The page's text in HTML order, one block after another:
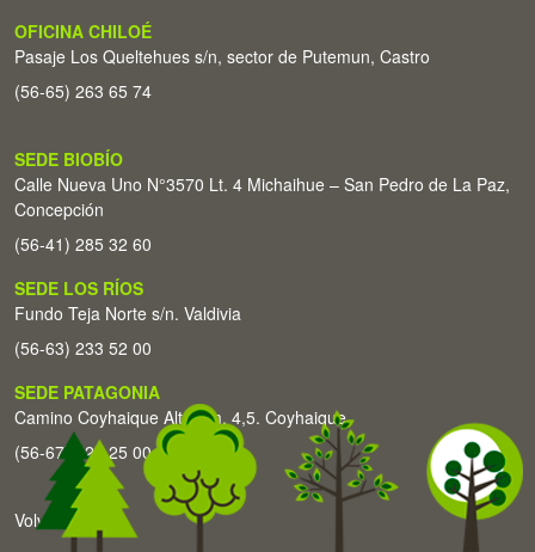
OFICINA CHILOÉ
Pasaje Los Queltehues s/n, sector de Putemun, Castro
(56-65) 263 65 74
SEDE BIOBÍO
Calle Nueva Uno N°3570 Lt. 4 Michaihue – San Pedro de La Paz,
Concepción
(56-41) 285 32 60
SEDE LOS RÍOS
Fundo Teja Norte s/n. Valdivia
(56-63) 233 52 00
SEDE PATAGONIA
Camino Coyhaique Alto Km. 4,5. Coyhaique
(56-67) 226 25 00
Volver arriba